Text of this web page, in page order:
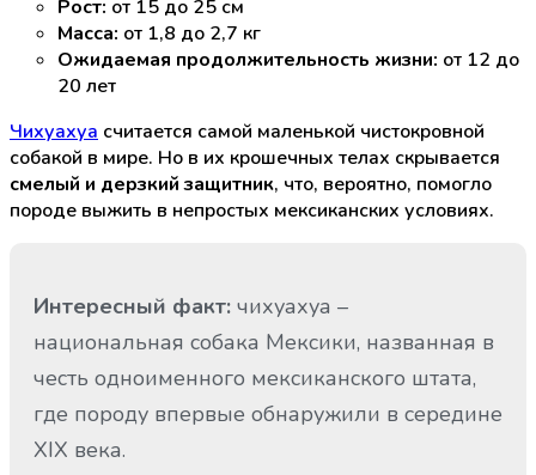
Рост: от 15 до 25 см
Масса: от 1,8 до 2,7 кг
Ожидаемая продолжительность жизни: от 12 до
20 лет
Чихуахуа считается самой маленькой чистокровной
собакой в мире. Но в их крошечных телах скрывается
смелый и дерзкий защитник, что, вероятно, помогло
породе выжить в непростых мексиканских условиях.
Интересный факт: чихуахуа –
национальная собака Мексики, названная в
честь одноименного мексиканского штата,
где породу впервые обнаружили в середине
XIX века.